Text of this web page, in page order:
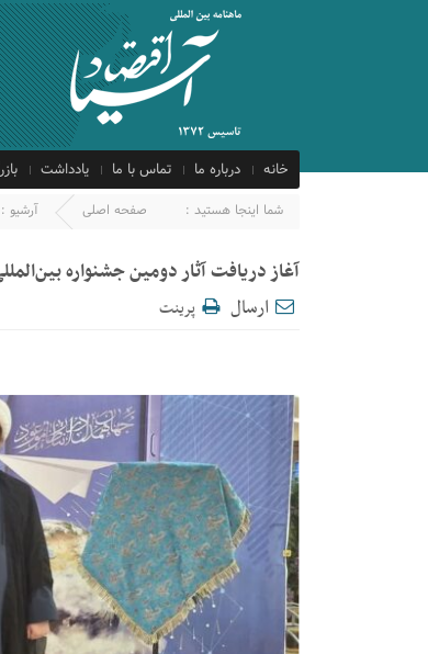
خانه درباره ما تماس با ما یادداشت
شما اینجا هستید : صفحه اصلی آرشیو :
آغاز دریافت آثار دومین جشنواره
ارسال
پرینت